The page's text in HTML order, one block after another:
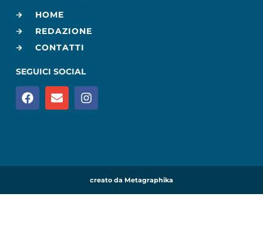
HOME
REDAZIONE
CONTATTI
SEGUICI SOCIAL
creato da Metagraphika